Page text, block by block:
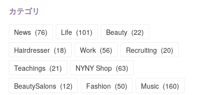
カテゴリ
News (76) Life (101) Beauty (22)
Hairdresser (18) Work (56) Recruiting (20)
Teachings (21) NYNY Shop (63)
BeautySalons (12) Fashion (50) Music (160)